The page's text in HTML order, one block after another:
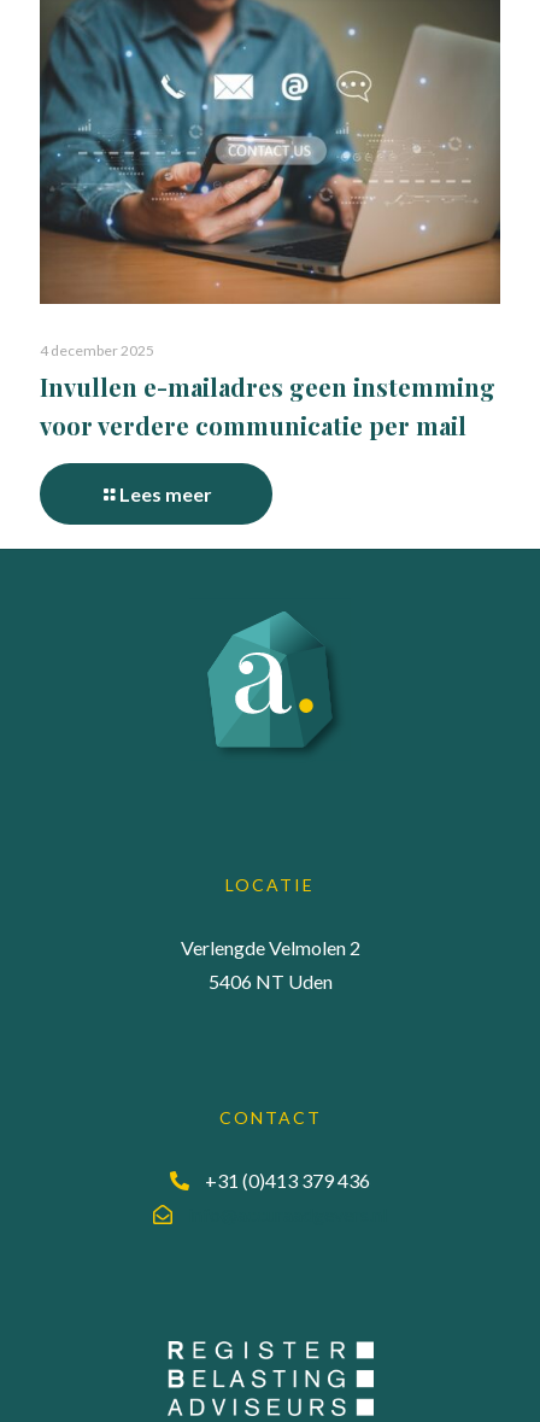
4 december 2025
Invullen e-mailadres geen instemming
voor verdere communicatie per mail
Lees meer
LOCATIE
Verlengde Velmolen 2
5406 NT Uden
CONTACT
+31 (0)413 379 436